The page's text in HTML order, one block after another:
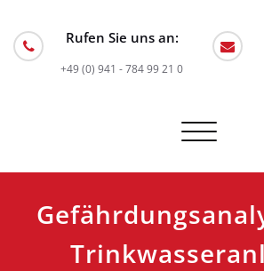
Rufen Sie uns an:
+49 (0) 941 - 784 99 21 0
Schalte